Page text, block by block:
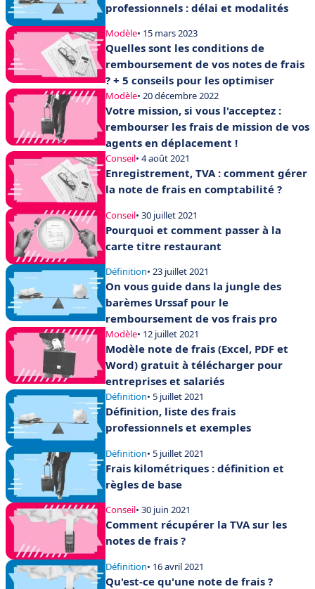
professionnels : délai et modalités
Modèle• 15 mars 2023
Quelles sont les conditions de
remboursement de vos notes de frais
? + 5 conseils pour les optimiser
Modèle• 20 décembre 2022
Votre mission, si vous l'acceptez :
rembourser les frais de mission de vos
agents en déplacement !
Conseil• 4 août 2021
Enregistrement, TVA : comment gérer
la note de frais en comptabilité ?
Conseil• 30 juillet 2021
Pourquoi et comment passer à la
carte titre restaurant
Définition• 23 juillet 2021
On vous guide dans la jungle des
barèmes Urssaf pour le
remboursement de vos frais pro
Modèle• 12 juillet 2021
Modèle note de frais (Excel, PDF et
Word) gratuit à télécharger pour
entreprises et salariés
Définition• 5 juillet 2021
Définition, liste des frais
professionnels et exemples
Définition• 5 juillet 2021
Frais kilométriques : définition et
règles de base
Conseil• 30 juin 2021
Comment récupérer la TVA sur les
notes de frais ?
Définition• 16 avril 2021
Qu'est-ce qu'une note de frais ?